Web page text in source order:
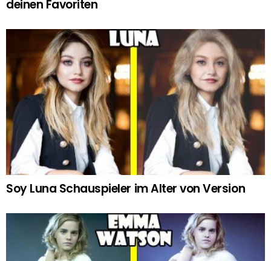
deinen Favoriten
Soy Luna Schauspieler im Alter von Version